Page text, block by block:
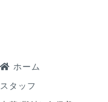
ホーム
スタッフ